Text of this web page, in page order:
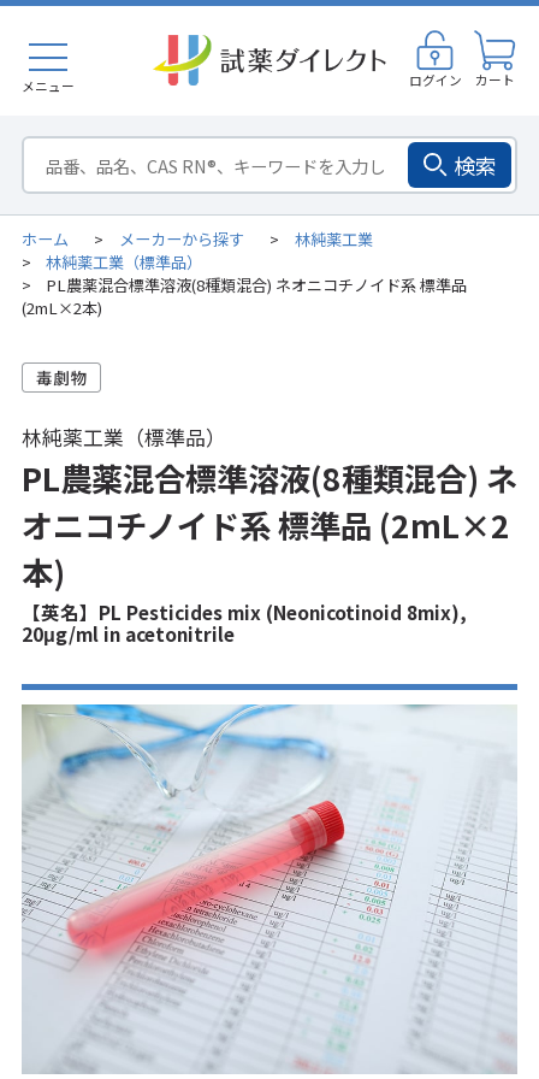
メニュー ログイン カート
検索
ホーム > メーカーから探す > 林純薬工業
> 林純薬工業（標準品）
>
PL農薬混合標準溶液(8種類混合) ネオニコチノイド系 標準品
(2mL×2本)
林純薬工業（標準品）
PL農薬混合標準溶液(8種類混合) ネ
オニコチノイド系 標準品 (2mL×2
本)
【英名】PL Pesticides mix (Neonicotinoid 8mix),
20μg/ml in acetonitrile